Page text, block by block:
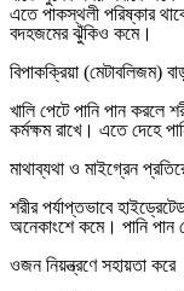
এতে পাকস্থলী পরিষ্কার
বদহজমের ঝুঁকিও কমে।
বিপাকক্রিয়া (মেটাবলিজম)
খালি পেটে পানি পান করলে
কর্মক্ষম রাখে। এতে দেহে
মাথাব্যথা ও মাইগ্রেন
শরীর পর্যাপ্তভাবে
অনেকাংশে কমে। পানি পান
ওজন নিয়ন্ত্রণে সহায়তা করে